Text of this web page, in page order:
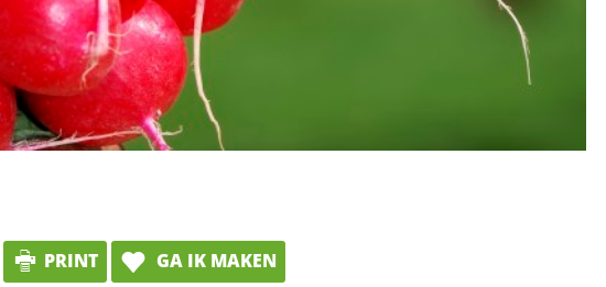
PRINT GA IK MAKEN